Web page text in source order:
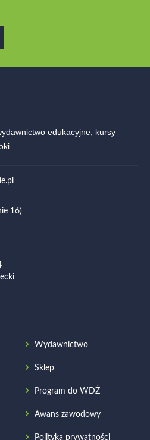
edukacyjne, kursy
16)
Wydawnictwo
Sklep
Program do WDŻ
Awans zawodowy
Polityka prywatności